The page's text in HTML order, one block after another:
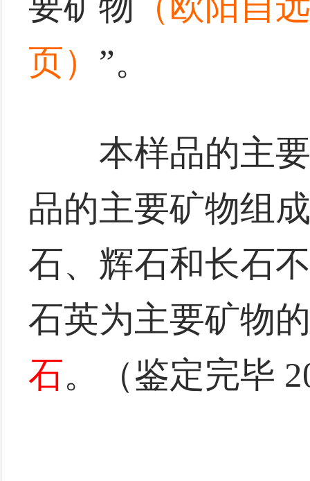
页） ”。
本样品的主要
品的主要矿物组
石、辉石和长石
石英为主要矿物
石。（鉴定完毕